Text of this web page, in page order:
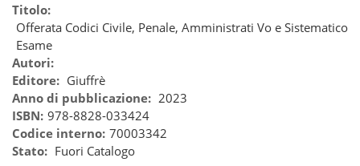
Titolo:
Offerata Codici Civile, Penale, Amministrati Vo e Sistematico
Esame
Autori:
Editore: Giuffrè
Anno di pubblicazione: 2023
ISBN: 978-8828-033424
Codice interno: 70003342
Stato: Fuori Catalogo